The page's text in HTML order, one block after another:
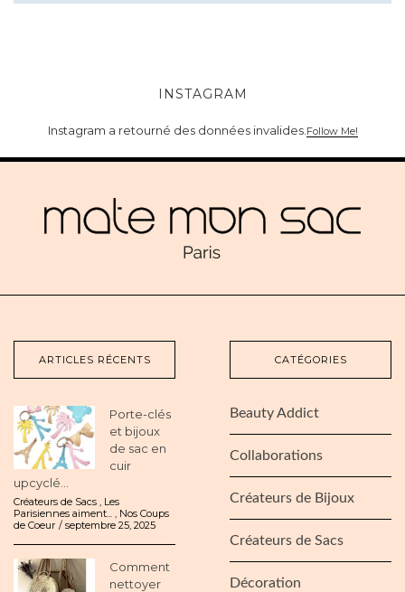
INSTAGRAM
Instagram a retourné des données invalides. Follow Me!
ARTICLES RÉCENTS
Porte-clés
et bijoux
de sac en
cuir
upcyclé...
Créateurs de Sacs
Les
Parisiennes aiment...
Nos Coups
de Coeur
septembre 25, 2025
Comment
nettoyer
CATÉGORIES
Beauty Addict
Collaborations
Créateurs de Bijoux
Créateurs de Sacs
Décoration